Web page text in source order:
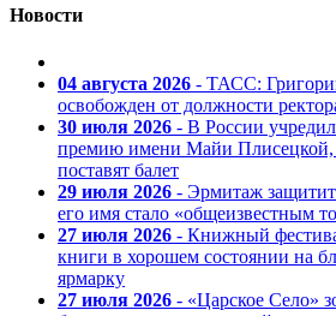
Новости
04 августа 2026 - ТАСС:
освобожден от должности
30 июля 2026 - В России
премию имени Майи Плисецкой,
поставят балет
29 июля 2026 - Эрмитаж
его имя стало «общеизвестным
27 июля 2026 - Книжный
книги в хорошем состоянии на
ярмарку
27 июля 2026 - «Царское Село»